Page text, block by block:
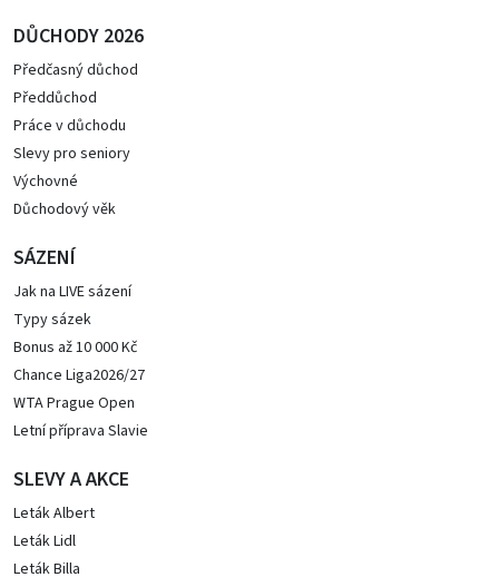
DŮCHODY 2026
Předčasný důchod
Předdůchod
Práce v důchodu
Slevy pro seniory
Výchovné
Důchodový věk
SÁZENÍ
Jak na LIVE sázení
Typy sázek
Bonus až 10 000 Kč
Chance Liga2026/27
WTA Prague Open
Letní příprava Slavie
SLEVY A AKCE
Leták Albert
Leták Lidl
Leták Billa